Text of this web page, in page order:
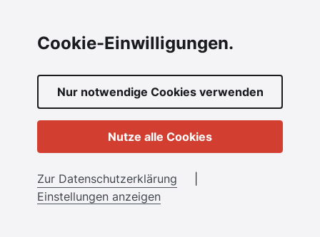
Menü anzeigen
Cookie-Einwilligungen.
Zur Datenschutzerklärung
Einstellungen anzeigen
Nur notwendige Cookies verwenden
Nutze alle Cookies